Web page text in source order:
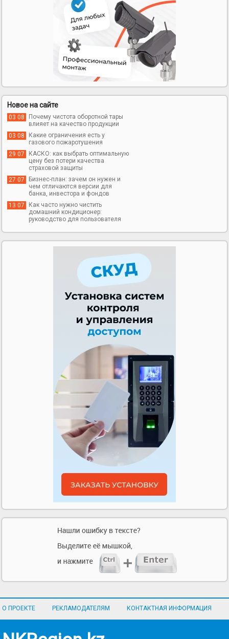
Новое на сайте
03 08
Почему чистота оборотной тары
влияет на качество продукции
03 08
Какие ограничения есть у
газового пожаротушения
29 07
КАСКО: как выбрать оптимальную
цену без потери качества
страховой защиты
27 07
Бизнес-план: зачем он нужен и
чем отличаются версии для
банка, инвестора и фондов
13 07
Как часто нужно чистить
домашний кондиционер:
руководство для пользователя
О ПРОЕКТЕ РЕКЛАМОДАТЕЛЯМ КОНТАКТНАЯ ИНФОРМАЦИЯ